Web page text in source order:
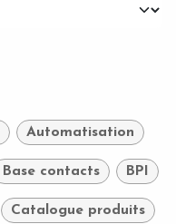
Automatisation
Base contacts BPI
Catalogue produits